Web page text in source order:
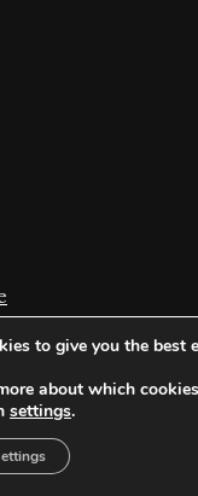
to give you the best
about which
settings.